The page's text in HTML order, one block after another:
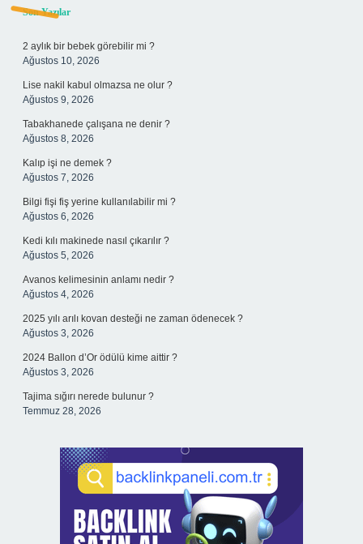
Sidebar
Son Yazılar
2 aylık bir bebek görebilir mi ?
Ağustos 10, 2026
Lise nakil kabul olmazsa ne olur ?
Ağustos 9, 2026
Tabakhanede çalışana ne denir ?
Ağustos 8, 2026
Kalıp işi ne demek ?
Ağustos 7, 2026
Bilgi fişi fiş yerine kullanılabilir mi ?
Ağustos 6, 2026
Kedi kılı makinede nasıl çıkarılır ?
Ağustos 5, 2026
Avanos kelimesinin anlamı nedir ?
Ağustos 4, 2026
2025 yılı arılı kovan desteği ne zaman ödenecek ?
Ağustos 3, 2026
2024 Ballon d’Or ödülü kime aittir ?
Ağustos 3, 2026
Tajima sığırı nerede bulunur ?
Temmuz 28, 2026